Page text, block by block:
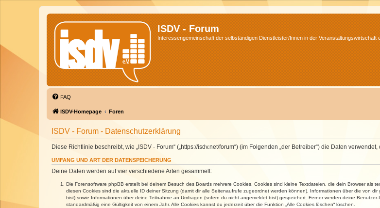
ISDV - Forum
Interessengemeinschaft der selbständigen Dienstleister/Innen in der Veranstaltungswirtschaft
FAQ
ISDV-Homepage Foren
ISDV - Forum - Datenschutzerklärung
Diese Richtlinie beschreibt, wie „ISDV - Forum“ („https://isdv.net/forum“) (im Folgenden „der Betreiber“) die Daten
UMFANG UND ART DER DATENSPEICHERUNG
Deine Daten werden auf vier verschiedene Arten gesammelt:
Die Forensoftware phpBB erstellt bei deinem Besuch des Boards mehrere Cookies. Cookies sind kleine Textdateien, die dein Browser
diesen Cookies sind die aktuelle ID deiner Sitzung (damit dir alle Seitenaufrufe zugeordnet werden können), Informationen über die von
bist) sowie Informationen über deine Teilnahme an Umfragen (sofern du nicht angemeldet bist) gespeichert. Ferner werden deine
standardmäßig eine Gültigkeit von einem Jahr. Alle Cookies kannst du jederzeit über die Funktion „Alle Cookies löschen“ löschen.